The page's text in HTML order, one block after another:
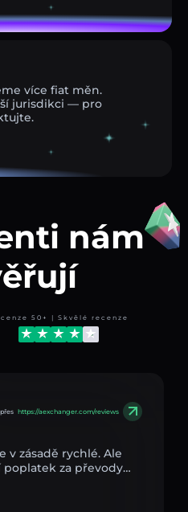
více fiat měn.
jurisdikci — pro
nám
50+ | Skvělé recenze
přes https://aexchanger.com/reviews
v zásadě rychlé. Ale
za převody…